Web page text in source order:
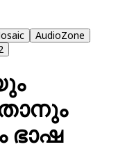
AudioZone
ഭാഷ